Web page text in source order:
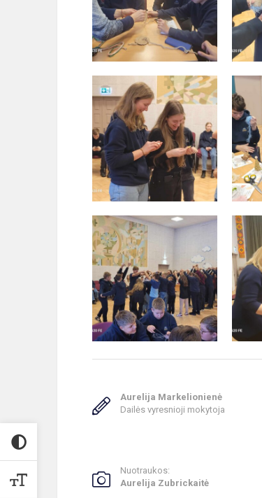
Aurelija Markelionienė
Dailės vyresnioji mokytoja
Nuotraukos:
Aurelija Zubrickaitė